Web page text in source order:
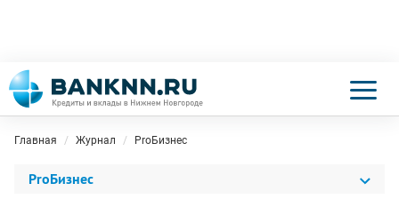
Главная Журнал ProБизнес
ProБизнес